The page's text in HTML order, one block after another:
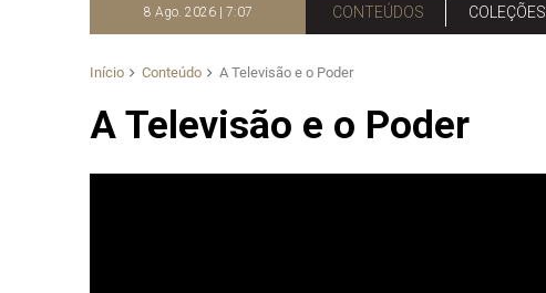
8 Ago. 2026 | 7:07 CONTEÚDOS COLEÇÕES
Início Conteúdo A Televisão e o Poder
A Televisão e o Poder